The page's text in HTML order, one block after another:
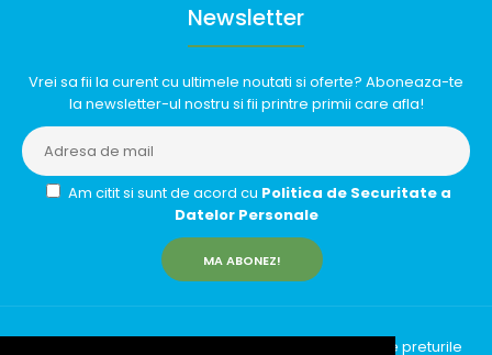
Newsletter
Vrei sa fii la curent cu ultimele noutati si oferte? Aboneaza-te
la newsletter-ul nostru si fii printre primii care afla!
Am citit si sunt de acord cu Politica de Securitate a
Datelor Personale
MA ABONEZ!
InfinityRun © 2026 Toate drepturile rezervate | Toate preturile